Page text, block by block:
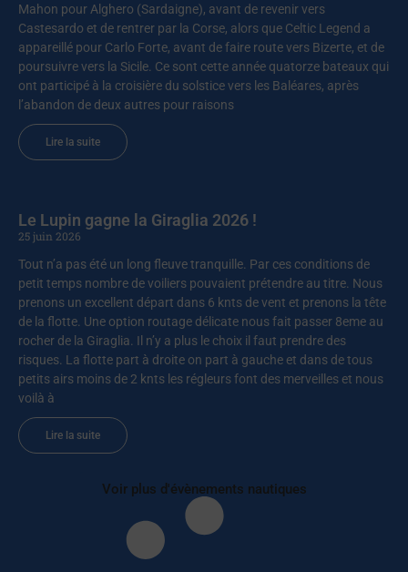
Mahon pour Alghero (Sardaigne), avant de revenir vers
Castesardo et de rentrer par la Corse, alors que Celtic Legend a
appareillé pour Carlo Forte, avant de faire route vers Bizerte, et de
poursuivre vers la Sicile. Ce sont cette année quatorze bateaux qui
ont participé à la croisière du solstice vers les Baléares, après
l’abandon de deux autres pour raisons
Lire la suite
Le Lupin gagne la Giraglia 2026 !
25 juin 2026
Tout n’a pas été un long fleuve tranquille. Par ces conditions de
petit temps nombre de voiliers pouvaient prétendre au titre. Nous
prenons un excellent départ dans 6 knts de vent et prenons la tête
de la flotte. Une option routage délicate nous fait passer 8eme au
rocher de la Giraglia. Il n’y a plus le choix il faut prendre des
risques. La flotte part à droite on part à gauche et dans de tous
petits airs moins de 2 knts les régleurs font des merveilles et nous
voilà à
Lire la suite
Voir plus d'évènements nautiques